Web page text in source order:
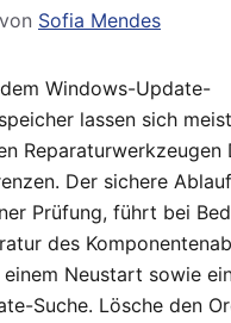
von Sofia Mendes
Windows-Update-
lassen sich
Reparaturwerkzeugen
Der sichere Ablauf
Prüfung, führt bei
des
Neustart sowie
Suche. Lösche den